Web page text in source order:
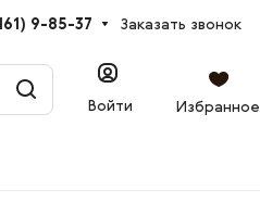
9-85-37 Заказать звонок
Войти Избранное